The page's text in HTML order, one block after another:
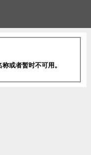
或者暂时不可用。